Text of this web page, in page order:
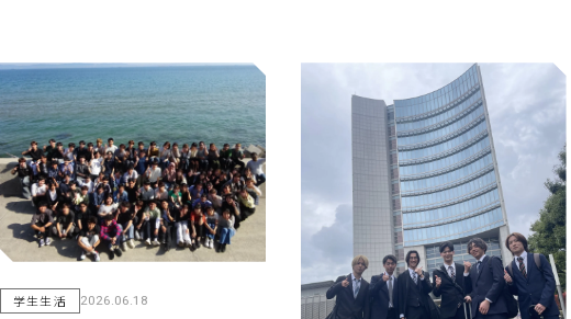
学生生活 2026.06.18